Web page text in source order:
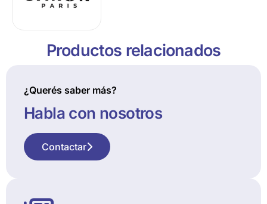
Productos relacionados
¿Querés saber más?
Habla con nosotros
Contactar